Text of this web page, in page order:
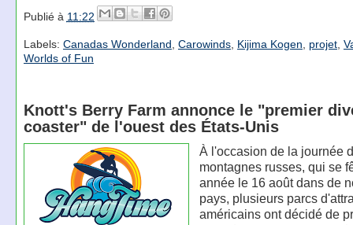
Publié à 11:22
Labels: Canadas Wonderland Carowinds, Kijima Kogen projet,
Worlds of Fun
Knott's Berry Farm annonce le "premier
coaster" de l'ouest des États-Unis
À l'occasion de la journée
montagnes russes, qui se
année le 16 août dans de
pays, plusieurs parcs
américains ont décidé de